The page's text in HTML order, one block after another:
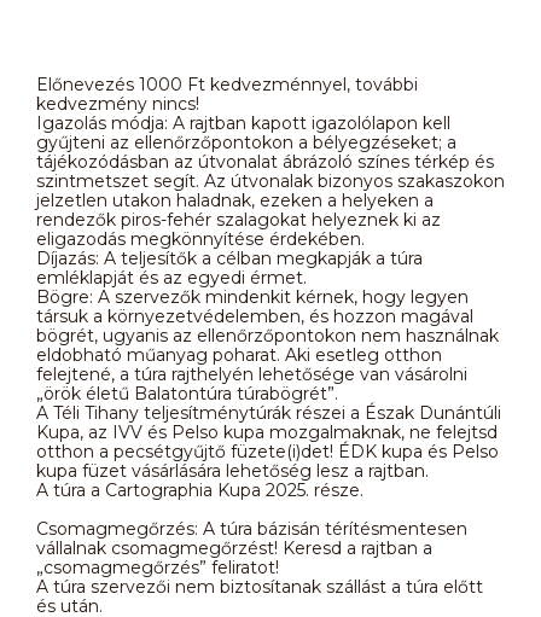
Előnevezés 1000 Ft kedvezménnyel, további
kedvezmény nincs!
Igazolás módja: A rajtban kapott igazolólapon kell
gyűjteni az ellenőrzőpontokon a bélyegzéseket; a
tájékozódásban az útvonalat ábrázoló színes térkép és
szintmetszet segít. Az útvonalak bizonyos szakaszokon
jelzetlen utakon haladnak, ezeken a helyeken a
rendezők piros-fehér szalagokat helyeznek ki az
eligazodás megkönnyítése érdekében.
Díjazás: A teljesítők a célban megkapják a túra
emléklapját és az egyedi érmet.
Bögre: A szervezők mindenkit kérnek, hogy legyen
társuk a környezetvédelemben, és hozzon magával
bögrét, ugyanis az ellenőrzőpontokon nem használnak
eldobható műanyag poharat. Aki esetleg otthon
felejtené, a túra rajthelyén lehetősége van vásárolni
„örök életű Balatontúra túrabögrét”.
A Téli Tihany teljesítménytúrák részei a Észak Dunántúli
Kupa, az IVV és Pelso kupa mozgalmaknak, ne felejtsd
otthon a pecsétgyűjtő füzete(i)det! ÉDK kupa és Pelso
kupa füzet vásárlására lehetőség lesz a rajtban.
A túra a Cartographia Kupa 2025. része.
Csomagmegőrzés: A túra bázisán térítésmentesen
vállalnak csomagmegőrzést! Keresd a rajtban a
„csomagmegőrzés” feliratot!
A túra szervezői nem biztosítanak szállást a túra előtt
és után.